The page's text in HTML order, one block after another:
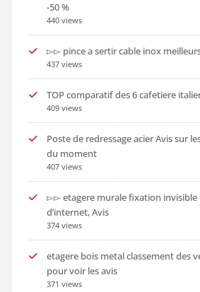
-50 %
440 views
▻▻ pince a sertir cable inox
437 views
TOP comparatif des 6 cafetiere
409 views
Poste de redressage acier Avis sur
du moment
407 views
▻▻ etagere murale fixation invisible
d’internet, Avis
374 views
etagere bois metal classement des
pour voir les avis
371 views